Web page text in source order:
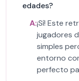
edades?
A:¡Sí! Este
jugadores
simples
entorno
perfecto